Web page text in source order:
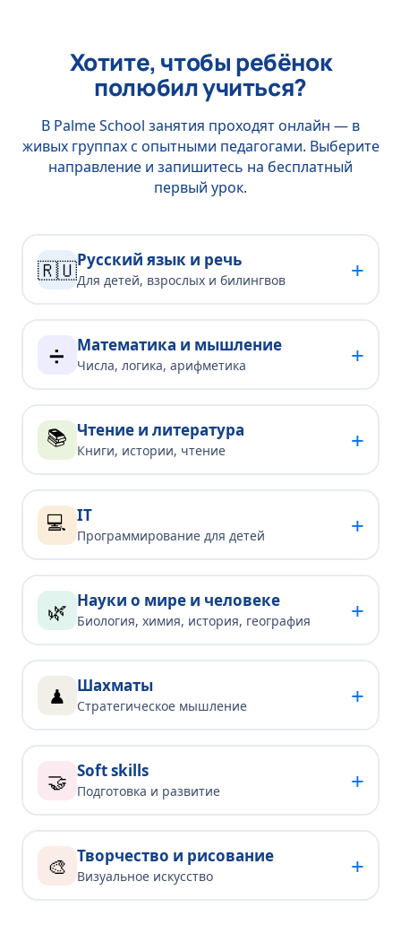
Хотите, чтобы ребёнок
полюбил учиться?
В Palme School занятия проходят онлайн — в
живых группах с опытными педагогами. Выберите
направление и запишитесь на бесплатный
первый урок.
🇷🇺Русский язык и речь
Для детей, взрослых и билингвов +
➗ Математика и мышление
Числа, логика, арифметика +
📚 Чтение и литература
Книги, истории, чтение +
💻 IT
Программирование для детей +
🌿 Науки о мире и человеке
Биология, химия, история, география +
♟ Шахматы
Стратегическое мышление +
🤝 Soft skills
Подготовка и развитие +
🎨 Творчество и рисование
Визуальное искусство +